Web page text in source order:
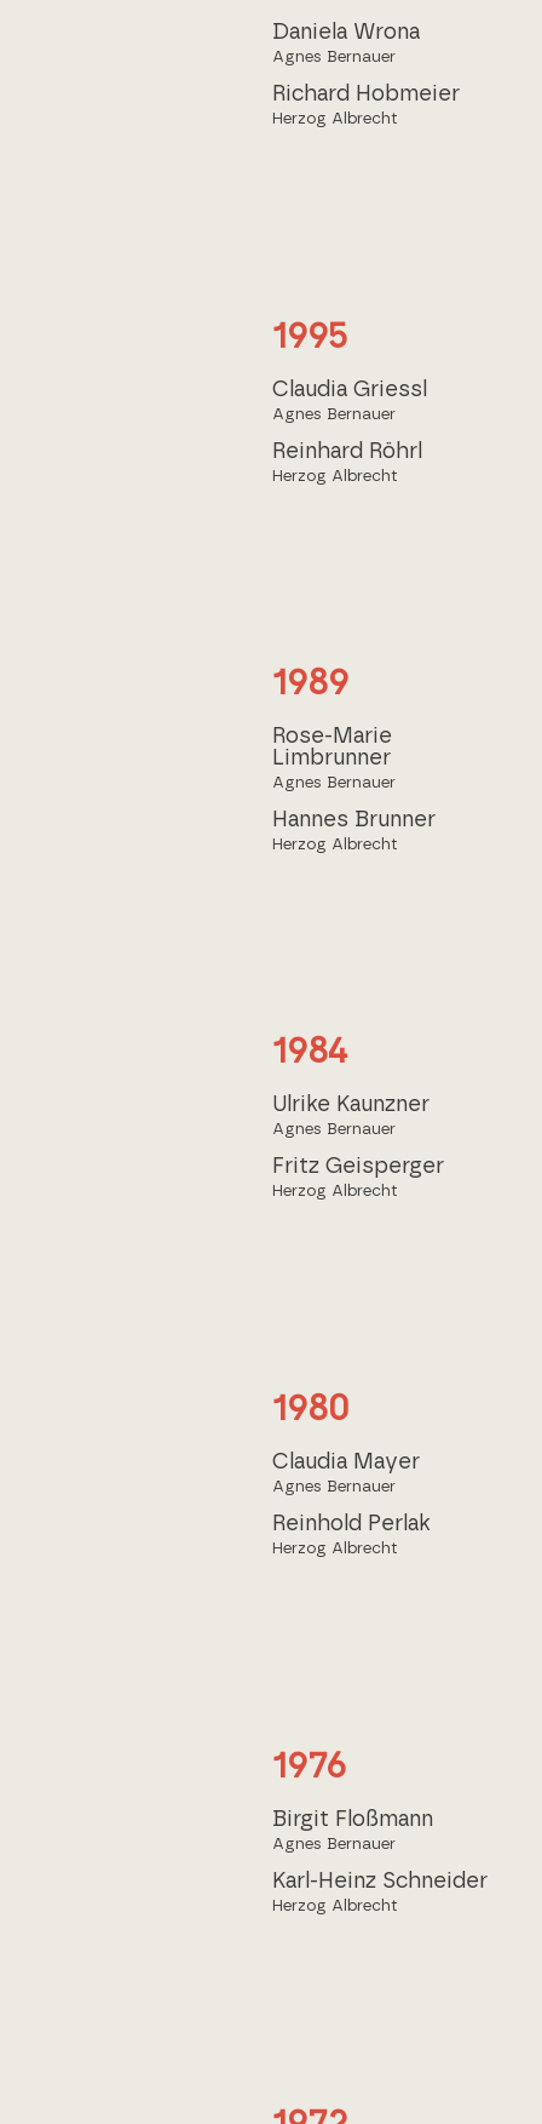
Daniela Wrona
Agnes Bernauer
Richard Hobmeier
Herzog Albrecht
1995
Claudia Griessl
Agnes Bernauer
Reinhard Röhrl
Herzog Albrecht
1989
Rose-Marie
Limbrunner
Agnes Bernauer
Hannes Brunner
Herzog Albrecht
1984
Ulrike Kaunzner
Agnes Bernauer
Fritz Geisperger
Herzog Albrecht
1980
Claudia Mayer
Agnes Bernauer
Reinhold Perlak
Herzog Albrecht
1976
Birgit Floßmann
Agnes Bernauer
Karl-Heinz Schneider
Herzog Albrecht